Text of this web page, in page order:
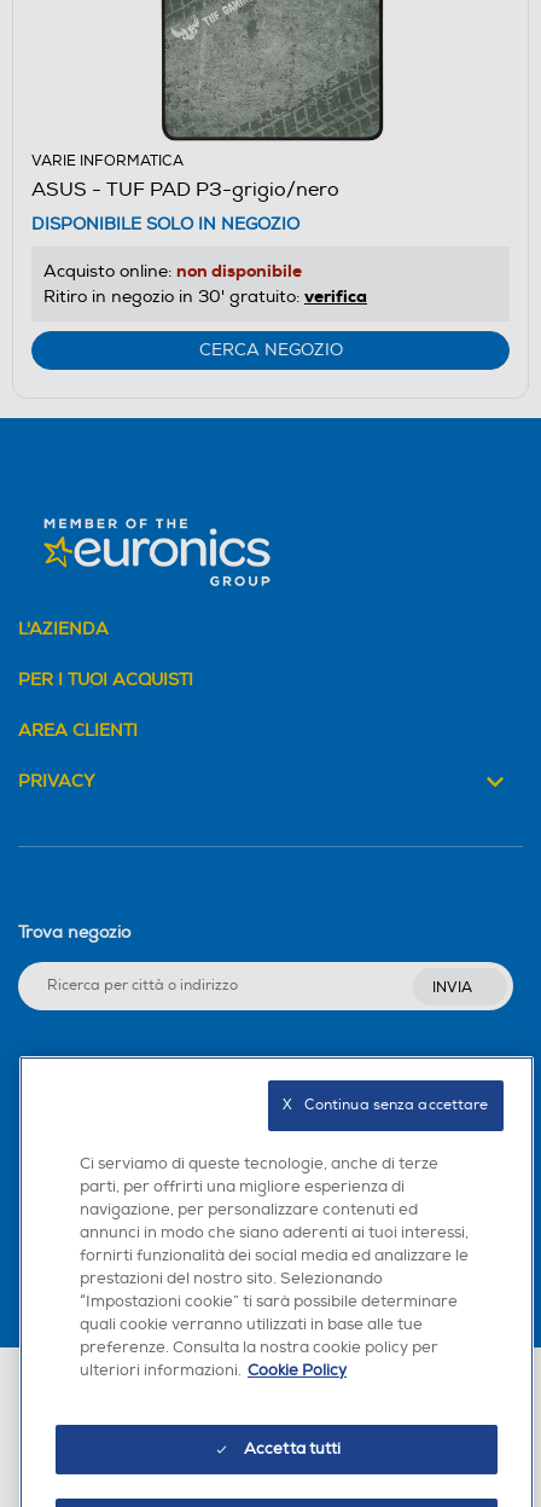
VARIE INFORMATICA
ASUS - TUF PAD P3-grigio/nero
DISPONIBILE SOLO IN NEGOZIO
Acquisto online: non disponibile
Ritiro in negozio in 30' gratuito: verifica
CERCA NEGOZIO
L'AZIENDA
PER I TUOI ACQUISTI
AREA CLIENTI
PRIVACY
Trova negozio
INVIA
Scarica la nostra app
Euronics Italia SpA. Sede legale Via Montefeltro, 6/a 20156 Milano
Ci serviamo di queste tecnologie, anche di terze
parti, per offrirti una migliore esperienza di
navigazione, per personalizzare contenuti ed
annunci in modo che siano aderenti ai tuoi interessi,
fornirti funzionalità dei social media ed analizzare le
prestazioni del nostro sito. Selezionando
“Impostazioni cookie” ti sarà possibile determinare
quali cookie verranno utilizzati in base alle tue
preferenze. Consulta la nostra cookie policy per
ulteriori informazioni. Cookie Policy
Accetta tutti
X   Continua senza accettare